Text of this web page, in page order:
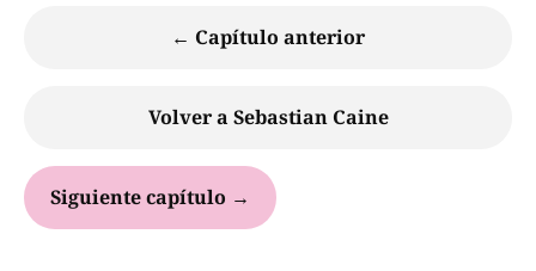
← Capítulo anterior
Volver a Sebastian Caine
Siguiente capítulo →